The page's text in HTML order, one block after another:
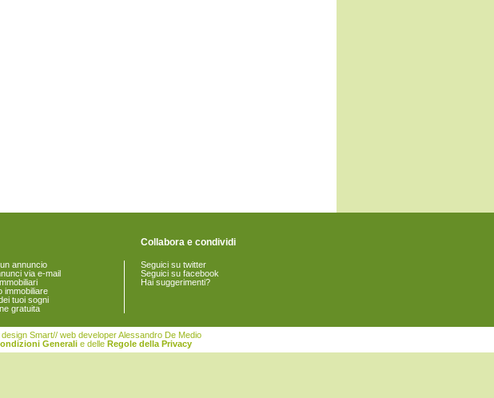
annuncio
via e-mail
immobiliare
tuoi sogni
gratuita
Collabora e condividi
Seguici su twitter
Seguici su facebook
Hai suggerimenti?
Smart// web developer Alessandro De Medio
Generali e delle Regole della Privacy